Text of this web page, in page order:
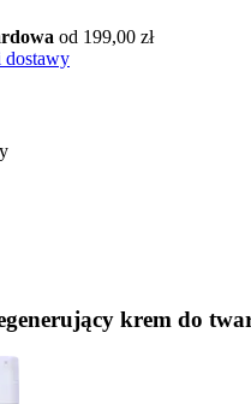
od 199,00 zł
dostawy
krem do